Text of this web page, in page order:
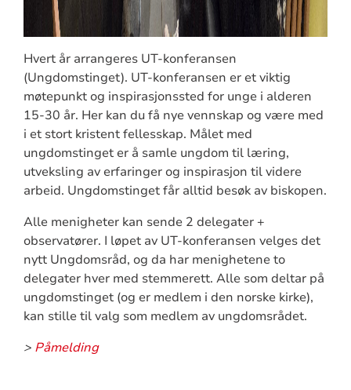
Hvert år arrangeres UT-konferansen
(Ungdomstinget). UT-konferansen er et viktig
møtepunkt og inspirasjonssted for unge i alderen
15-30 år. Her kan du få nye vennskap og være med
i et stort kristent fellesskap. Målet med
ungdomstinget er å samle ungdom til læring,
utveksling av erfaringer og inspirasjon til videre
arbeid. Ungdomstinget får alltid besøk av biskopen.
Alle menigheter kan sende 2 delegater +
observatører. I løpet av UT-konferansen velges det
nytt Ungdomsråd, og da har menighetene to
delegater hver med stemmerett. Alle som deltar på
ungdomstinget (og er medlem i den norske kirke),
kan stille til valg som medlem av ungdomsrådet.
> Påmelding